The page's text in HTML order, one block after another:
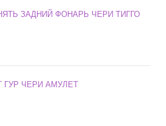
ЗАДНИЙ ФОНАРЬ ЧЕРИ ТИГГО
ГУР ЧЕРИ АМУЛЕТ